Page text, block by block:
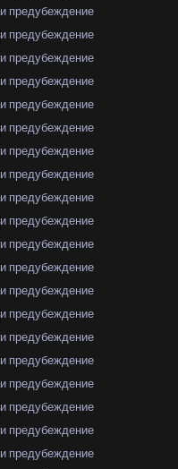
предубеждение
предубеждение
предубеждение
предубеждение
предубеждение
предубеждение
предубеждение
предубеждение
предубеждение
предубеждение
предубеждение
предубеждение
предубеждение
предубеждение
предубеждение
предубеждение
предубеждение
предубеждение
предубеждение
предубеждение